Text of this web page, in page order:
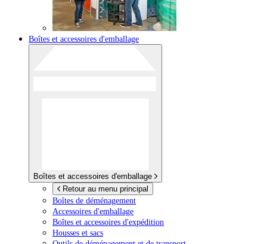
Boîtes et accessoires d'emballage
Boîtes et accessoires d'emballage
Retour au menu principal
Boîtes de déménagement
Accessoires d'emballage
Boîtes et accessoires d'expédition
Housses et sacs